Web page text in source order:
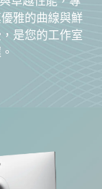
雅的曲線與鮮
是您的工作室